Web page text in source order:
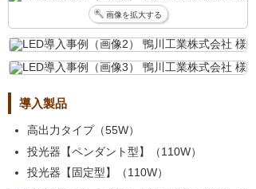
画像を拡大する
導入製品
高出力タイプ（55W）
投光器【ペンダント型】（110W）
投光器【固定型】（110W）